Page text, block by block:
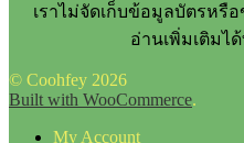
เราไม่จัดเก็บข้อมูลบัตรหรื
อ่านเพิ่มเติมไ
© Coohfey 2026
Built with WooCommerce.
My Account